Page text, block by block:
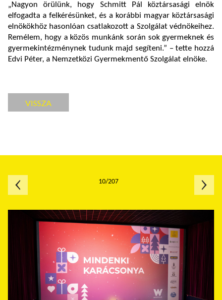
„Nagyon örülünk, hogy Schmitt Pál köztársasági elnök
elfogadta a felkérésünket, és a korábbi magyar köztársasági
elnökökhöz hasonlóan csatlakozott a Szolgálat védnökeihez.
Remélem, hogy a közös munkánk során sok gyermeknek és
gyermekintézménynek tudunk majd segíteni.” – tette hozzá
Edvi Péter, a Nemzetközi Gyermekmentő Szolgálat elnöke.
VISSZA
10/207